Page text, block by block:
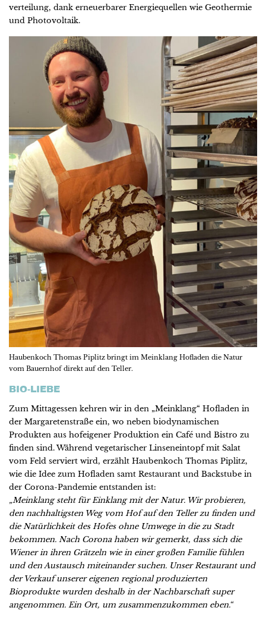
verteilung, dank erneuerbarer Energiequellen wie Geothermie
und Photovoltaik.
Haubenkoch Thomas Piplitz bringt im Meinklang Hofladen die Natur
vom Bauernhof direkt auf den Teller.
BIO-LIEBE
Zum Mittagessen kehren wir in den „Meinklang“ Hofladen in
der Margaretenstraße ein, wo neben biodynamischen
Produkten aus hofeigener Produktion ein Café und Bistro zu
finden sind. Während vegetarischer Linseneintopf mit Salat
vom Feld serviert wird, erzählt Haubenkoch Thomas Piplitz,
wie die Idee zum Hofladen samt Restaurant und Backstube in
der Corona-Pandemie entstanden ist:
„Meinklang steht für Einklang mit der Natur. Wir probieren,
den nachhaltigsten Weg vom Hof auf den Teller zu finden und
die Natürlichkeit des Hofes ohne Umwege in die zu Stadt
bekommen. Nach Corona haben wir gemerkt, dass sich die
Wiener in ihren Grätzeln wie in einer großen Familie fühlen
und den Austausch miteinander suchen. Unser Restaurant und
der Verkauf unserer eigenen regional produzierten
Bioprodukte wurden deshalb in der Nachbarschaft super
angenommen. Ein Ort, um zusammenzukommen eben.“